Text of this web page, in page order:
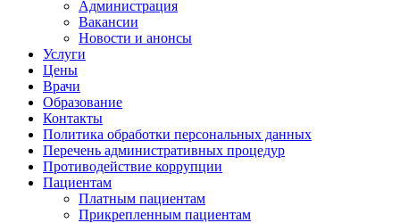
Администрация
Вакансии
Новости и анонсы
Услуги
Цены
Врачи
Образование
Контакты
Политика обработки персональных данных
Перечень административных процедур
Противодействие коррупции
Пациентам
Платным пациентам
Прикрепленным пациентам